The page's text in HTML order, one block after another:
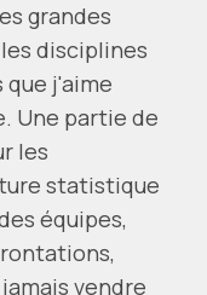
grandes
disciplines
j'aime
Une partie de
les
statistique
équipes,
vendre